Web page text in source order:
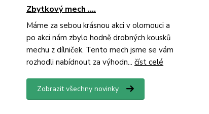
Zbytkový mech ....
Máme za sebou krásnou akci v olomouci a
po akci nám zbylo hodně drobných kousků
mechu z dílniček. Tento mech jsme se vám
rozhodli nabídnout za výhodn... číst celé
Zobrazit všechny novinky